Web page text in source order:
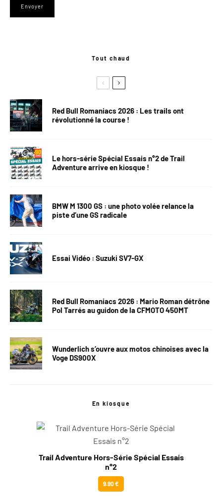
Tout chaud
Red Bull Romaniacs 2026 : Les trails ont
révolutionné la course !
Le hors-série Spécial Essais n°2 de Trail
Adventure arrive en kiosque !
BMW M 1300 GS : une photo volée relance la
piste d’une GS radicale
Essai Vidéo : Suzuki SV7-GX
Red Bull Romaniacs 2026 : Mario Roman détrône
Pol Tarrés au guidon de la CFMOTO 450MT
Wunderlich s’ouvre aux motos chinoises avec la
Voge DS900X
En kiosque
Trail Adventure Hors-Série Spécial Essais
n°2
9.90 €